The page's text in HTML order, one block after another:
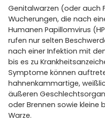
Genitalwarzen (oder auch
Wucherungen, die nach
Humanen Papillomvirus
rufen nur selten
nach einer Infektion mit
bis es zu
Symptome können
hahnenkammartige,
äußeren
oder Brennen sowie kleine
Warze.